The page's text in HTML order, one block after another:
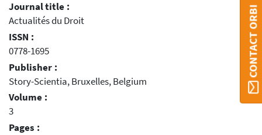
Journal title :
Actualités du Droit
ISSN :
0778-1695
Publisher :
Story-Scientia, Bruxelles, Belgium
Volume :
3
Pages :
CONTACT ORBI